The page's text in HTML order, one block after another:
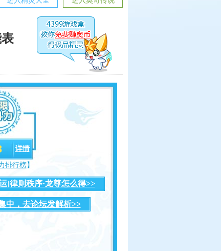
详情
排行榜】
]律则秩序·龙尊怎么得>>
中，去论坛发解析>>